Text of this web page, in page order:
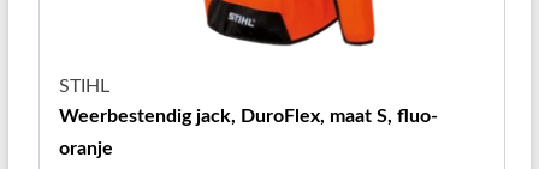
STIHL
Weerbestendig jack, DuroFlex, maat S, fluo-
oranje